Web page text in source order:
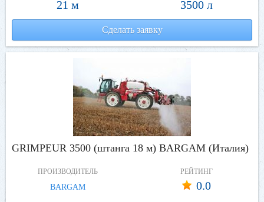
21 м 3500 л
Сделать заявку
GRIMPEUR 3500 (штанга 18 м) BARGAM (Италия)
ПРОИЗВОДИТЕЛЬ
BARGAM
РЕЙТИНГ
0.0